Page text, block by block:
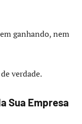
ganhando, nem
verdade.
Sua Empresa